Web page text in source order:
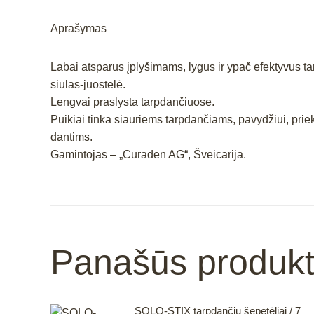
Aprašymas
Labai atsparus įplyšimams, lygus ir ypač efektyvus
siūlas-juostelė.
Lengvai praslysta tarpdančiuose.
Puikiai tinka siauriems tarpdančiams, pavydžiui,
dantims.
Gamintojas – „Curaden AG“, Šveicarija.
Panašūs
SOLO-STIX tarpdančių šepetėliai / 7